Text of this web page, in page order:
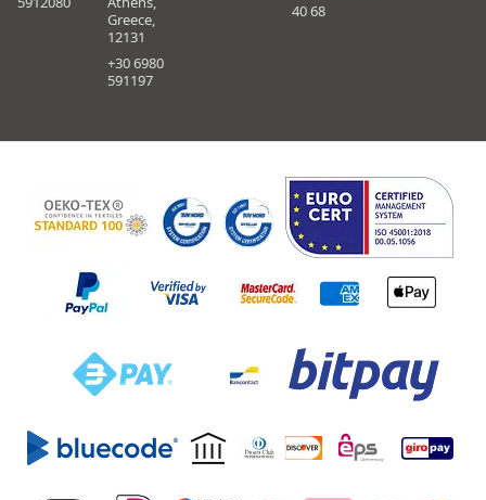
Greece,
12131
+30 6980
591197
40 68